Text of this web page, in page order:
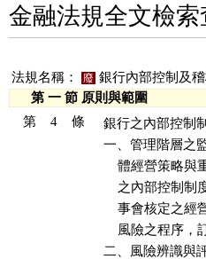
金融法規全文檢
法規名稱： 廢 銀行內部控制及
第 一 節 原則與範圍
第 4 條
銀行之內部控制
一、管理階層之
體經營策略
之內部控制
事會核定之
風險之程序
二、風險辨識與